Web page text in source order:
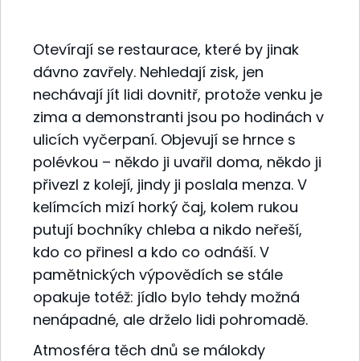
Otevírají se restaurace, které by jinak
dávno zavřely. Nehledají zisk, jen
nechávají jít lidi dovnitř, protože venku je
zima a demonstranti jsou po hodinách v
ulicích vyčerpaní. Objevují se hrnce s
polévkou – někdo ji uvařil doma, někdo ji
přivezl z kolejí, jindy ji poslala menza. V
kelímcích mizí horký čaj, kolem rukou
putují bochníky chleba a nikdo neřeší,
kdo co přinesl a kdo co odnáší. V
pamětnických výpovědích se stále
opakuje totéž: jídlo bylo tehdy možná
nenápadné, ale drželo lidi pohromadě.
Atmosféra těch dnů se málokdy